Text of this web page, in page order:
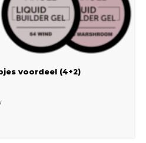
voordeel (4+2)